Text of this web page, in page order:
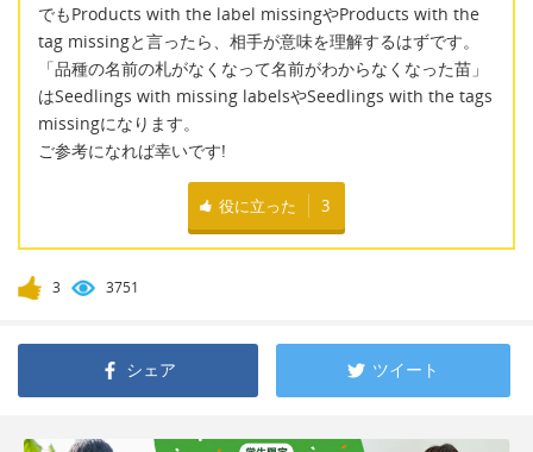
でもProducts with the label missingやProducts with the
tag missingと言ったら、相手が意味を理解するはずです。
「品種の名前の札がなくなって名前がわからなくなった苗」
はSeedlings with missing labelsやSeedlings with the tags
missingになります。
ご参考になれば幸いです!
役に立った 3
3 3751
シェア ツイート